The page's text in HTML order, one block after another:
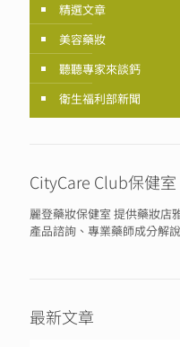
精選文章
美容藥妝
聽聽專家來談鈣
衛生福利部新聞
CityCare Club保健室
麗登藥妝保健室 提供藥妝店
產品諮詢、專業藥師成分解
最新文章